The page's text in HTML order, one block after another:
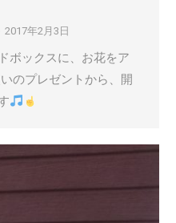
2017年2月3日
ボックスに、お花をア
のプレゼントから、開